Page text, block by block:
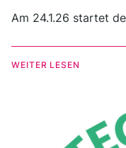
Am 24.1.26 startet
WEITER LESEN